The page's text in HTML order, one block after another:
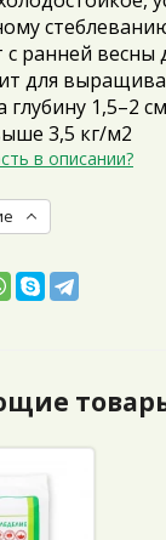
с ранней весны
для
глубину 1,5–2
3,5 кг/м2
в описании?